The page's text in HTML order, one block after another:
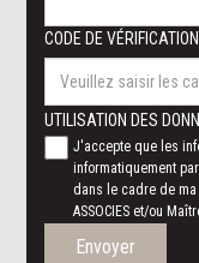
CODE DE VÉRIFICATION
UTILISATION DES
J'accepte que les
informatiquement
dans le cadre de
ASSOCIES et/ou
Envoyer